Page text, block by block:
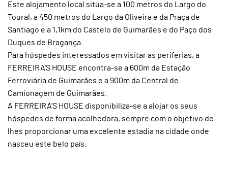
Este alojamento local situa-se a 100 metros do Largo do
Toural, a 450 metros do Largo da Oliveira e da Praça de
Santiago e a 1,1km do Castelo de Guimarães e do Paço dos
Duques de Bragança.
Para hóspedes interessados em visitar as periferias, a
FERREIRA’S HOUSE encontra-se a 600m da Estação
Ferroviária de Guimarães e a 900m da Central de
Camionagem de Guimarães.
A FERREIRA’S HOUSE disponibiliza-se a alojar os seus
hóspedes de forma acolhedora, sempre com o objetivo de
lhes proporcionar uma excelente estadia na cidade onde
nasceu este belo país.